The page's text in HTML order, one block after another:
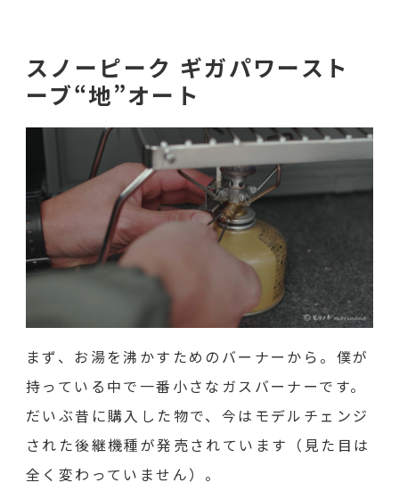
スノーピーク ギガパワースト
ーブ“地”オート
まず、お湯を沸かすためのバーナーから。僕が
持っている中で一番小さなガスバーナーです。
だいぶ昔に購入した物で、今はモデルチェンジ
された後継機種が発売されています（見た目は
全く変わっていません）。